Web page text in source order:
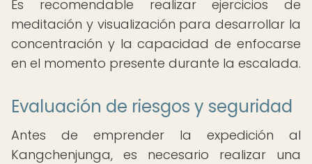
Es recomendable realizar ejercicios de
meditación y visualización para desarrollar la
concentración y la capacidad de enfocarse
en el momento presente durante la escalada.
Evaluación de riesgos y seguridad
Antes de emprender la expedición al
Kangchenjunga, es necesario realizar una